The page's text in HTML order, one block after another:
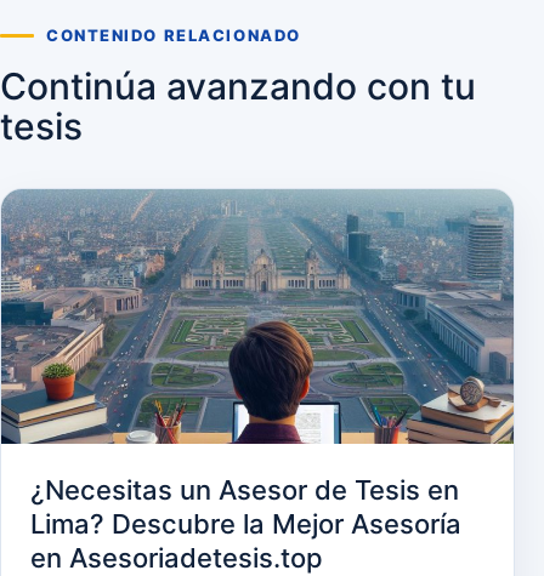
CONTENIDO RELACIONADO
Continúa avanzando con tu
tesis
¿Necesitas un Asesor de Tesis en
Lima? Descubre la Mejor Asesoría
en Asesoriadetesis.top